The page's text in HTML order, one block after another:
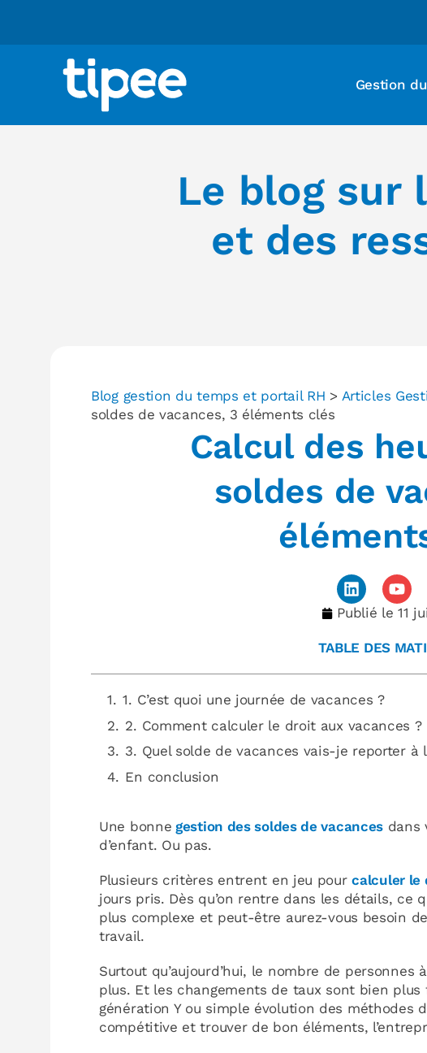
Gestion
Le blog sur
et des
Blog gestion du temps et portail RH > Articles
soldes de vacances, 3 éléments clés
Calcul des
soldes de
Publié le 11
TABLE DES
1. C’est quoi une journée de vacances ?
2. Comment calculer le droit aux vacances ?
3. Quel solde de vacances vais-je reporter à
En conclusion
Une bonne gestion des soldes de vacances dans
d’enfant. Ou pas.
Plusieurs critères entrent en jeu pourcalculer le
jours pris. Dès qu’on rentre dans les détails,
plus complexe et peut-être aurez-vous besoin
travail.
Surtout qu’aujourd’hui, le nombre de personnes
plus. Et les changements de taux sont bien
génération Y ou simple évolution des méthodes
compétitive et trouver de bon éléments,